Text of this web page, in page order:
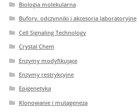
Biologia molekularna
Bufory. odczynniki i akcesoria laboratoryjne
Cell Signaling Technology
Crystal Chem
Enzymy modyfikujące
Enzymy restrykcyjne
Epigenetyka
Klonowanie i mutageneza